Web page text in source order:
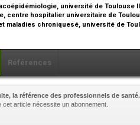
université de Toulouse
centre hospitalier universitaire de
maladies chroniquesé, université de
Références
la référence des professionnels de santé.
cet article nécessite un abonnement.